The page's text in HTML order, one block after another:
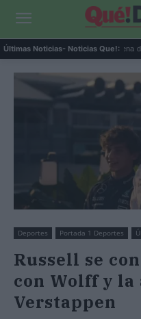
Últimas Noticias- Noticias Que!:
Eclipse solar en Cariñena del 12
Deportes Portada 1 Deportes
Russell se
con Wolff y la
Verstappen